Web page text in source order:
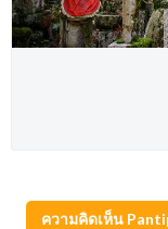
ความคิดเห็น